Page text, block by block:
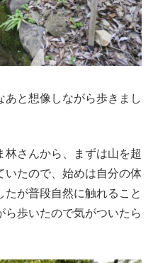
あと想像しながら歩きまし
林さんから、まずは山を超
いたので、始めは自分の体
が普段自然に触れること
ら歩いたので気がついたら